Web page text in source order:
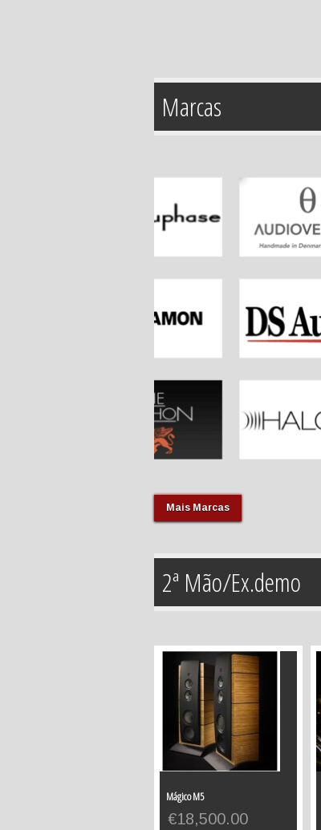
Marcas
Mais Marcas
2ª Mão/Ex.demo
Mágico M5
€18,500.00